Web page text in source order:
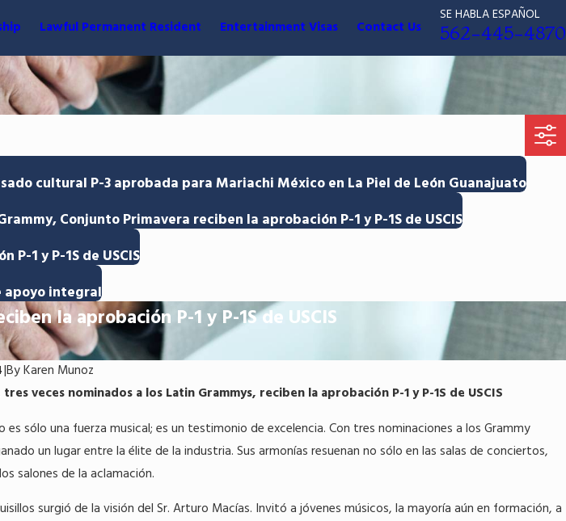
Lawful Permanent Resident Entertainment Visas Contact Us
SE HABLA ESPAÑOL
562-445-4870
cultural P-3 aprobada para Mariachi México en La Piel de León Guanajuato
Conjunto Primavera reciben la aprobación P-1 y P-1S de USCIS
1 y P-1S de USCIS
apoyo integral
la aprobación P-1 y P-1S de USCIS
|ByKaren Munoz
veces nominados a los Latin Grammys, reciben la aprobación P-1 y P-1S de USCIS
es sólo una fuerza musical; es un testimonio de excelencia. Con tres nominaciones a los Grammy
un lugar entre la élite de la industria. Sus armonías resuenan no sólo en las salas de conciertos,
salones de la aclamación.
surgió de la visión del Sr. Arturo Macías. Invitó a jóvenes músicos, la mayoría aún en formación, a
de Aniceto Molina
Jun 3, 2024
artista Héctor Rubio